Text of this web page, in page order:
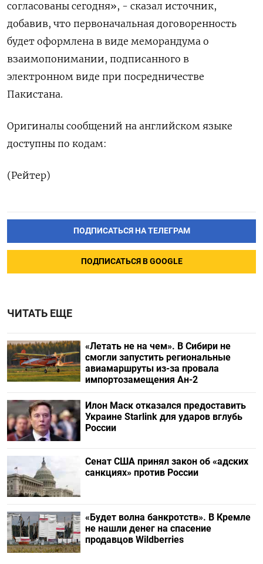
согласованы сегодня», - сказал источник,
добавив, что первоначальная ​договоренность
будет оформлена ⁠в виде меморандума о
взаимопонимании, подписанного ‌в
электронном виде ‌при посредничестве
Пакистана.
Оригиналы сообщений ​на английском языке
доступны ‌по кодам:
(Рейтер)
ПОДПИСАТЬСЯ НА ТЕЛЕГРАМ
ПОДПИСАТЬСЯ В GOOGLE
ЧИТАТЬ ЕЩЕ
«Летать не на чем». В Сибири не
смогли запустить региональные
авиамаршруты из-за провала
импортозамещения Ан-2
Илон Маск отказался предоставить
Украине Starlink для ударов вглубь
России
Сенат США принял закон об «адских
санкциях» против России
«Будет волна банкротств». В Кремле
не нашли денег на спасение
продавцов Wildberries